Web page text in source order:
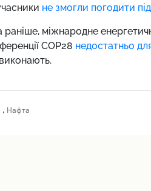
не змогли погодити
раніше, міжнародне
COP28 недостатньо
виконають.
, Нафта